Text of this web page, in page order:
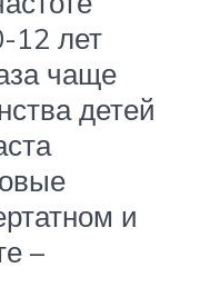
12 лет
чаще
детей
и
–